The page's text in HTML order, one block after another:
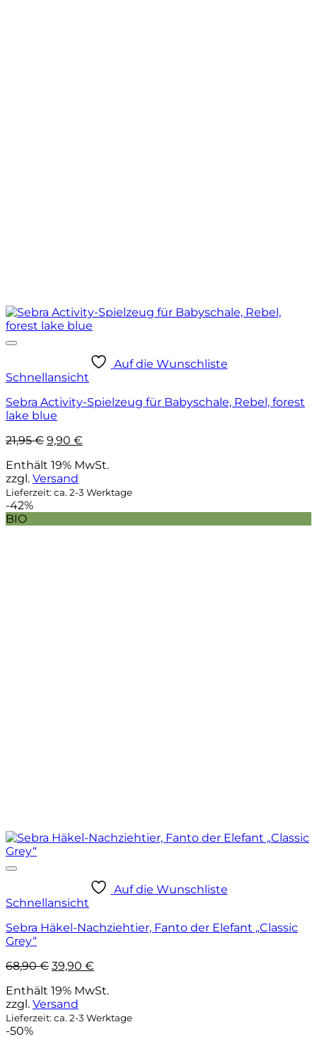
Auf die Wunschliste
Schnellansicht
Sebra Activity-Spielzeug für Babyschale, Rebel, forest
lake blue
21,95€ Ursprünglicher
war:
21,95 €
9,90 €
ist:
Enthält 19% MwSt.
zzgl. Versand
Lieferzeit: ca. 2-3 Werktage
-42%
BIO
Auf die Wunschliste
Schnellansicht
Sebra Häkel-Nachziehtier, Fanto der Elefant „Classic
Grey“
68,90€ Ursprünglicher
war:
68,90 €
39,90 €
ist:
Enthält 19% MwSt.
zzgl. Versand
Lieferzeit: ca. 2-3 Werktage
-50%